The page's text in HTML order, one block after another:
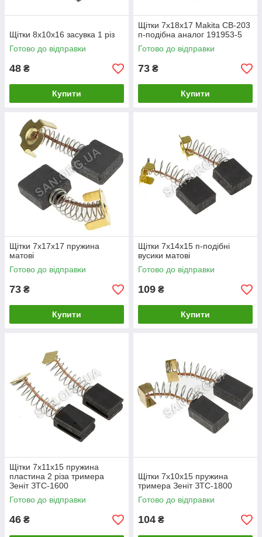
Щітки 8х10х16 засувка 1 різ
Готово до відправки
48 ₴
Купити
Щітки 7х18х17 Makita CB-203
п-подібна аналог 191953-5
Готово до відправки
73 ₴
Купити
Щітки 7х17х17 пружина
матові
Готово до відправки
73 ₴
Купити
Щітки 7х14х15 п-подібні
вусики матові
Готово до відправки
109 ₴
Купити
Щітки 7х11х15 пружина
пластина 2 різа тримера
Зеніт ЗТС-1600
Готово до відправки
46 ₴
Щітки 7х10х15 пружина
тримера Зеніт ЗТС-1800
Готово до відправки
104 ₴